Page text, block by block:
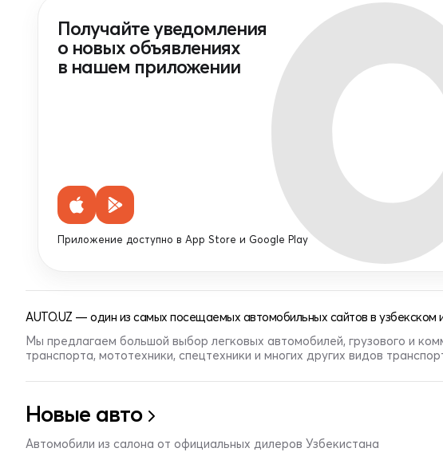
Получайте уведомления
о новых объявлениях
в нашем приложении
Приложение доступно в App Store и Google Play
AUTO.UZ — один из самых посещаемых автомобильных сайтов в узбекском
Мы предлагаем большой выбор легковых автомобилей, грузового и
транспорта, мототехники, спецтехники и многих других видов
Новые авто
Автомобили из салона от официальных дилеров Узбекистана